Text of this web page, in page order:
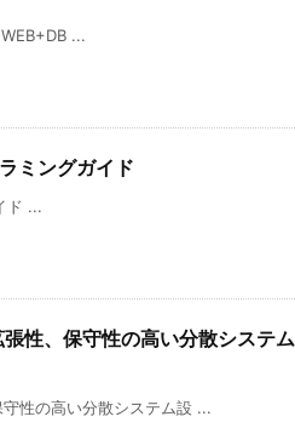
...
ミングガイド
ド ...
性、保守性の高い分散システム
性の高い分散システム設 ...